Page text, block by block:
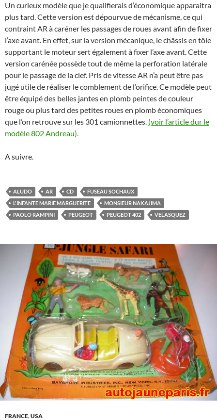
Un curieux modèle que je qualifierais d’économique apparaitra
plus tard. Cette version est dépourvue de mécanisme, ce qui
contraint AR à caréner les passages de roues avant afin de fixer
l’axe avant. En effet, sur la version mécanique, le châssis en tôle
supportant le moteur sert également à fixer l’axe avant. Cette
version carénée possède tout de même la perforation latérale
pour le passage de la clef. Pris de vitesse AR n’a peut être pas
jugé utile de réaliser le comblement de l’orifice. Ce modèle peut
être équipé des belles jantes en plomb peintes de couleur
rouge ou plus tard des petites roues en plomb économiques
que l’on retrouve sur les 301 camionnettes. (voir l’article dur le
modèle 802 Andreau).
A suivre.
ALUDO AR CD
FUSEAU SOCHAUX
L'INFANTE MARIE MARGUERITE
MONSIEUR NAKAJIMA
PAOLO RAMPINI
PEUGEOT PEUGEOT 402 VELASQUEZ
FRANCE,USA